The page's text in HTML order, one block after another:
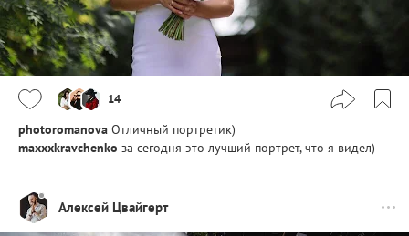
14
photoromanova Отличный портретик)
maxxxkravchenko за сегодня это лучший портрет, что я видел)
Алексей Цвайгерт